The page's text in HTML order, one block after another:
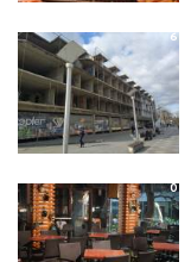
6
0